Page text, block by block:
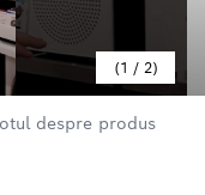
1 / 2
despre produs